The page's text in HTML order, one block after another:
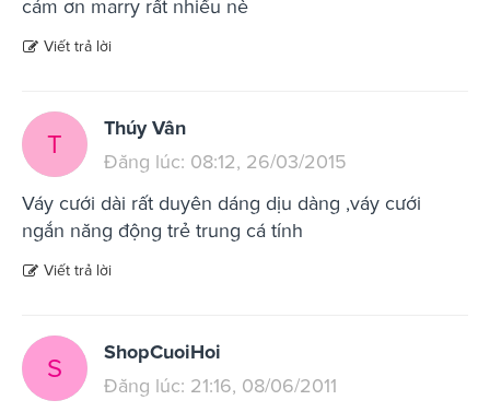
cảm ơn marry rất nhiều nè
Viết trả lời
T
Thúy Vân
Đăng lúc: 08:12, 26/03/2015
Váy cưới dài rất duyên dáng dịu dàng ,váy cưới
ngắn năng động trẻ trung cá tính
Viết trả lời
S
ShopCuoiHoi
Đăng lúc: 21:16, 08/06/2011